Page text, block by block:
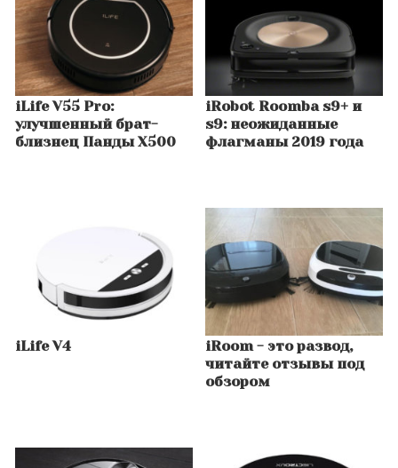
iLife V55 Pro:
улучшенный брат-
близнец Панды X500
iRobot Roomba s9+ и
s9: неожиданные
флагманы 2019 года
iLife V4
iRoom - это развод,
читайте отзывы под
обзором